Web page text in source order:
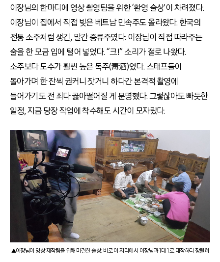
이장님의 한마디에 영상 촬영팀을 위한 ‘환영 술상’이 차려졌다.
이장님이 집에서 직접 빚은 베트남 민속주도 올라왔다. 한국의
전통 소주처럼 생긴, 말간 증류주였다. 이장님이 직접 따라주는
술을 한 모금 입에 털어 넣었다. “크!” 소리가 절로 나왔다.
소주보다 도수가 훨씬 높은 독주(毒酒)였다. 스태프들이
돌아가며 한 잔씩 권커니 잣거니 하다간 본격적 촬영에
들어가기도 전 죄다 곯아떨어질 게 분명했다. 그렇잖아도 빠듯한
일정, 지금 당장 작업에 착수해도 시간이 모자랐다.
▲이장님이 영상 제작팀을 위해 마련한 술상. 바로 이 자리에서 이장님과 1대 1로 대작하다 장렬히